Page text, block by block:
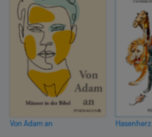
Von Adam an Hasenherz